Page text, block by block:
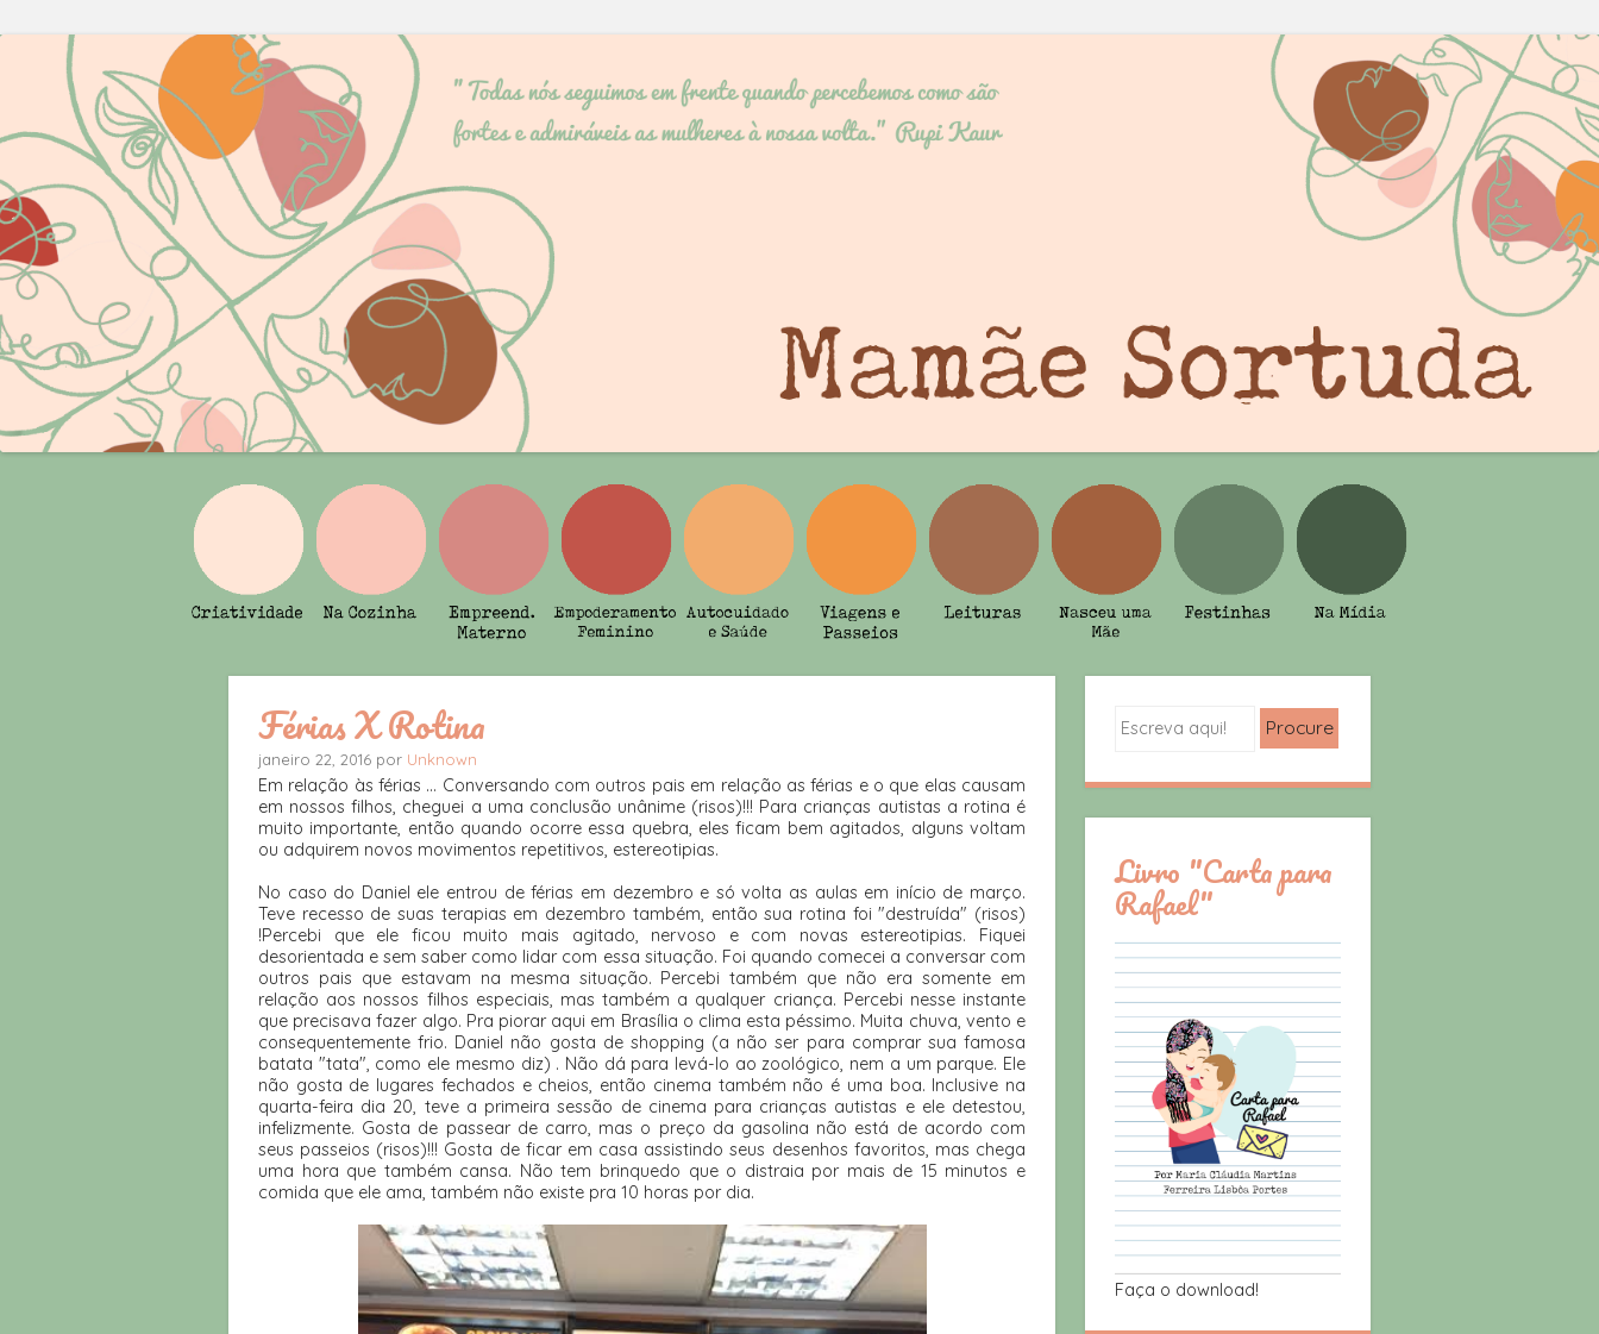
Férias X Rotina
janeiro 22, 2016 por Unknown
Em relação às férias ... Conversando com outros pais em relação as férias e o que elas causam
em nossos filhos, cheguei a uma conclusão unânime (risos)!!! Para crianças autistas a rotina é
muito importante, então quando ocorre essa quebra, eles ficam bem agitados, alguns voltam
ou adquirem novos movimentos repetitivos, estereotipias.
No caso do Daniel ele entrou de férias em dezembro e só volta as aulas em início de março.
Teve recesso de suas terapias em dezembro também, então sua rotina foi "destruída" (risos)
!Percebi que ele ficou muito mais agitado, nervoso e com novas estereotipias. Fiquei
desorientada e sem saber como lidar com essa situação. Foi quando comecei a conversar com
outros pais que estavam na mesma situação. Percebi também que não era somente em
relação aos nossos filhos especiais, mas também a qualquer criança. Percebi nesse instante
que precisava fazer algo. Pra piorar aqui em Brasília o clima esta péssimo. Muita chuva, vento e
consequentemente frio. Daniel não gosta de shopping (a não ser para comprar sua famosa
batata "tata", como ele mesmo diz) . Não dá para levá-lo ao zoológico, nem a um parque. Ele
não gosta de lugares fechados e cheios, então cinema também não é uma boa. Inclusive na
quarta-feira dia 20, teve a primeira sessão de cinema para crianças autistas e ele detestou,
infelizmente. Gosta de passear de carro, mas o preço da gasolina não está de acordo com
seus passeios (risos)!!! Gosta de ficar em casa assistindo seus desenhos favoritos, mas chega
uma hora que também cansa. Não tem brinquedo que o distraia por mais de 15 minutos e
comida que ele ama, também não existe pra 10 horas por dia.
Search
Livro "Carta para
Rafael"
Faça o download!